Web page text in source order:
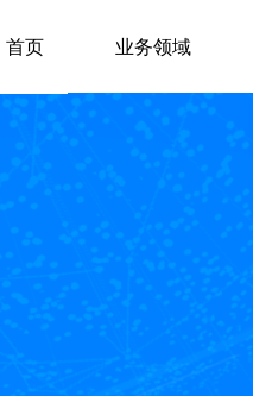
首页 业务领域